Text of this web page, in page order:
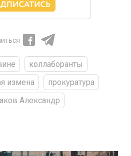
коллаборанты
измена
прокуратура
Александр